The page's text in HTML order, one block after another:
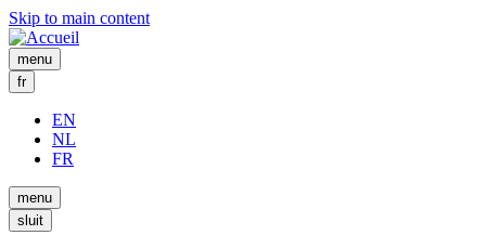
Skip to main content
menu
fr
EN
NL
FR
menu
sluit